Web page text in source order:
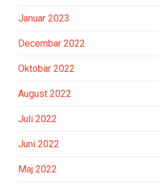
Januar 2023
Decembar 2022
Oktobar 2022
August 2022
Juli 2022
Juni 2022
Maj 2022